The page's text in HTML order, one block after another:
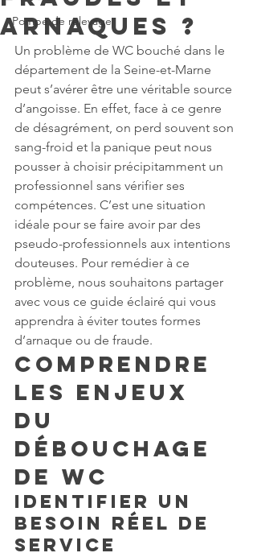
Pompe de relevage
arnaques ?
Un problème de WC bouché dans le
département de la Seine-et-Marne
peut s’avérer être une véritable source
d’angoisse. En effet, face à ce genre
de désagrément, on perd souvent son
sang-froid et la panique peut nous
pousser à choisir précipitamment un
professionnel sans vérifier ses
compétences. C’est une situation
idéale pour se faire avoir par des
pseudo-professionnels aux intentions
douteuses. Pour remédier à ce
problème, nous souhaitons partager
avec vous ce guide éclairé qui vous
apprendra à éviter toutes formes
d’arnaque ou de fraude.
Comprendre
les enjeux
du
débouchage
de WC
Identifier un
besoin réel de
service